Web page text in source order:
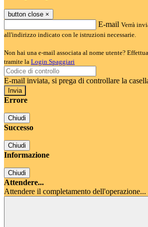
button close ×
E-mail Verrà
all'indirizzo indicato con le istruzioni necessarie.
Non hai una e-mail associata al nome utente?
tramite la Login Spaggiari
E-mail inviata, si prega di controllare la
Errore
Chiudi
Successo
Chiudi
Informazione
Chiudi
Attendere...
Attendere il completamento dell'operazione...